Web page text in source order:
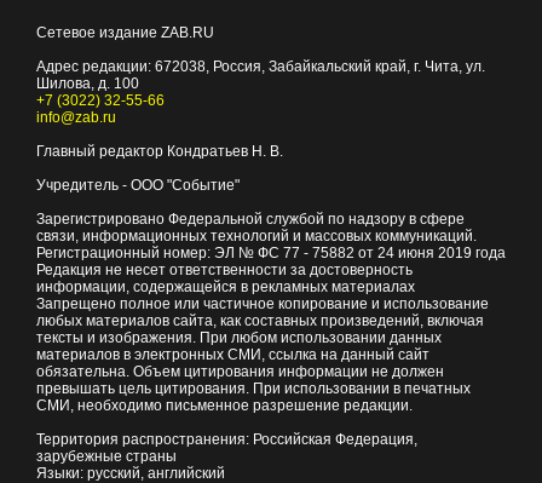
Сетевое издание ZAB.RU
Адрес редакции: 672038, Россия, Забайкальский край, г. Чита, ул.
Шилова, д. 100
+7 (3022) 32-55-66
info@zab.ru
Главный редактор Кондратьев Н. В.
Учредитель - ООО "Событие"
Зарегистрировано Федеральной службой по надзору в сфере
связи, информационных технологий и массовых коммуникаций.
Регистрационный номер: ЭЛ № ФС 77 - 75882 от 24 июня 2019 года
Редакция не несет ответственности за достоверность
информации, содержащейся в рекламных материалах
Запрещено полное или частичное копирование и использование
любых материалов сайта, как составных произведений, включая
тексты и изображения. При любом использовании данных
материалов в электронных СМИ, ссылка на данный сайт
обязательна. Объем цитирования информации не должен
превышать цель цитирования. При использовании в печатных
СМИ, необходимо письменное разрешение редакции.
Территория распространения: Российская Федерация,
зарубежные страны
Языки: русский, английский